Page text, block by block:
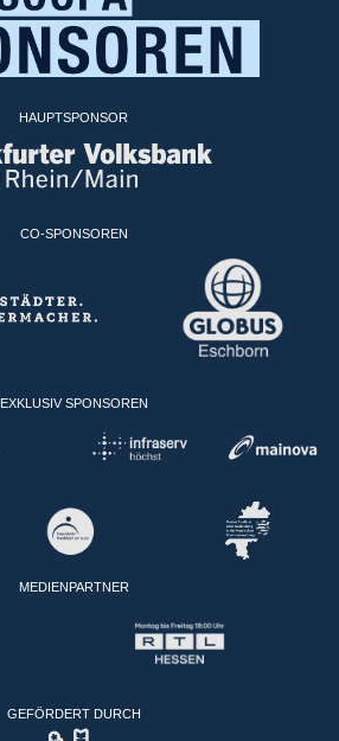
HAUPTSPONSOR
CO-SPONSOREN
EXKLUSIV SPONSOREN
MEDIENPARTNER
GEFÖRDERT DURCH